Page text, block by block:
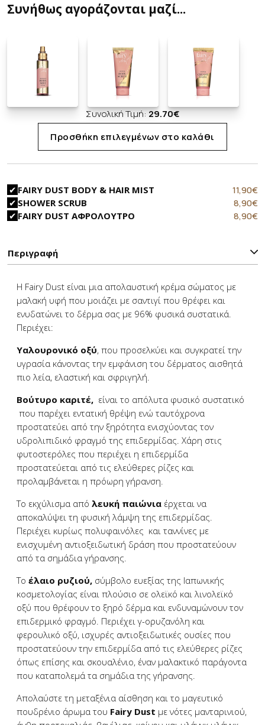
Συνήθως αγοράζονται μαζί...
Συνολική Τιμή:29.70€
Προσθήκη επιλεγμένων στο καλάθι
FAIRY DUST BODY & HAIR MIST 11,90€
SHOWER SCRUB 8,90€
FAIRY DUST ΑΦΡΟΛΟΥΤΡΟ 8,90€
Περιγραφή
Η Fairy Dust είναι μια απολαυστική κρέμα σώματος με
μαλακή υφή που μοιάζει με σαντιγί που θρέφει και
ενυδατώνει το δέρμα σας με 96% φυσικά συστατικά.
Περιέχει:
Υαλουρονικό οξύ, που προσελκύει και συγκρατεί την
υγρασία κάνοντας την εμφάνιση του δέρματος αισθητά
πιο λεία, ελαστική και σφριγηλή.
Βούτυρο καριτέ, είναι το απόλυτα φυσικό συστατικό
που παρέχει εντατική θρέψη ενώ ταυτόχρονα
προστατεύει από την ξηρότητα ενισχύοντας τον
υδρολιπιδικό φραγμό της επιδερμίδας. Χάρη στις
φυτοστερόλες που περιέχει η επιδερμίδα
προστατεύεται από τις ελεύθερες ρίζες και
προλαμβάνεται η πρόωρη γήρανση.
Το εκχύλισμα από λευκή παιώνια έρχεται να
αποκαλύψει τη φυσική λάμψη της επιδερμίδας.
Περιέχει κυρίως πολυφαινόλες και ταννίνες με
ενισχυμένη αντιοξειδωτική δράση που προστατεύουν
από τα σημάδια γήρανσης.
Το έλαιο ρυζιού, σύμβολο ευεξίας της Ιαπωνικής
κοσμετολογίας είναι πλούσιο σε ολεϊκό και λινολεϊκό
οξύ που θρέφουν το ξηρό δέρμα και ενδυναμώνουν τον
επιδερμικό φραγμό. Περιέχει γ-ορυζανόλη και
φερουλικό οξύ, ισχυρές αντιοξειδωτικές ουσίες που
προστατεύουν την επιδερμίδα από τις ελεύθερες ρίζες
όπως επίσης και σκουαλένιο, έναν μαλακτικό παράγοντα
που καταπολεμά τα σημάδια της γήρανσης.
Απολαύστε τη μεταξένια αίσθηση και το μαγευτικό
πουδρένιο άρωμα του Fairy Dust με νότες μανταρινιού,